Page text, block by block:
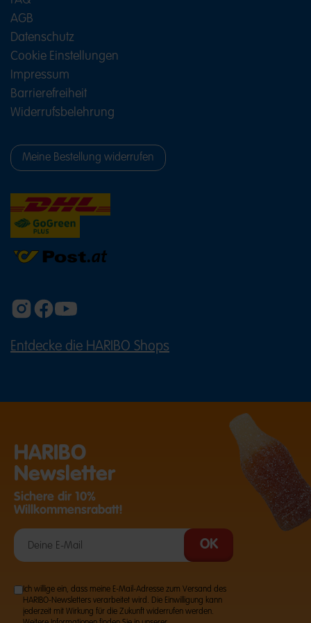
Neben Fruchtgummi bietet HARIBO viele weitere
Spezialitäten. Lakritz-Fans greifen zu beliebten
Klassikern wie Schnecken, Konfekt oder Lakritz-
Stangen. Wer fruchtige Süßigkeiten mit einer
spritzigen Note bevorzugt, entdeckt Produkte wie
Happy Cola Sauer, saure Würmer, Pasta Basta
und andere Sauerkeiten.
in der bunten Vielfalt nicht fehlen. Ob zum
Naschen, Teilen oder als süße Zutat für besondere
wird das Sortiment durch Schaumzucker-Klassiker
und viele weitere Süßigkeiten mit unterschiedlichen
Konsistenzen und Geschmacksrichtungen.
MAOAM Kaubonbons für extra
beliebten Kaubonbons sorgen mit ihrer besonderen
Konsistenz und ihren intensiven Aromen für
MAOAM Pinballs, MAOAM Stripes oder MAOAM
Kracher – die verschiedenen Sorten bringen
Süßigkeiten kaufen für Feste,
Feiern und besondere Momente
HARIBO begleitet viele der schönsten Anlässe im
Jahr. Zu Ostern sorgen fruchtige Naschereien für
bunte Überraschungen im Osternest, während an
Halloween kleine Tüten mit Fruchtgummi,
leuchtende Augen sorgen.
Auch zur Weihnachtszeit gehören süße
Adventskalender, als Nikolausüberraschung oder
als Mitbringsel für Weihnachtsfeiern – HARIBO-
Süßigkeiten verschönern die festliche Zeit.
AGB
Datenschutz
Cookie Einstellungen
Impressum
Barrierefreiheit
Widerrufsbelehrung
Meine Bestellung widerrufen
Entdecke die HARIBO Shops
HARIBO
Newsletter
Sichere dir 10%
Willkommensrabatt!
Ich willige ein, dass meine E-Mail-Adresse zum Versand des
HARIBO-Newsletters verarbeitet wird. Die Einwilligung kann
jederzeit mit Wirkung für die Zukunft widerrufen werden.